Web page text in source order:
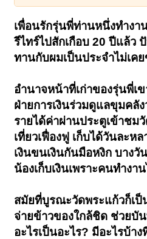
เพื่อนรักรุ่นพี่ท่านหนึ่งทำงา
รีไทร์ไปสักเกือบ 20 ปีแล้ว
ทานกับผมเป็นประจำไม่เค
อำนาจหน้าที่เก่าของรุ่นพี่เ
ฝ่ายการเงินร่วมดูแลขุมคลัง
รายได้ค่าผ่านประตูเข้าชม
เที่ยวเฟื่องฟู เก็บได้วันละห
เงินขนเงินกันมือหงิก บางวั
น้องเก็บเงินเพราะคนทำงา
สมัยที่บูรณะวัดพระแก้วก็เ
จ่ายข้าวของใกล้ชิด ช่วยบั
อะไรเป็นอะไร? มีอะไรบ้า